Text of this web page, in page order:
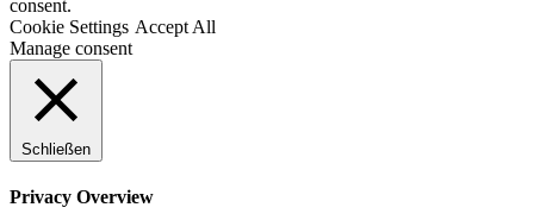
consent.
Cookie Settings Accept All
Manage consent
Schließen
Privacy Overview